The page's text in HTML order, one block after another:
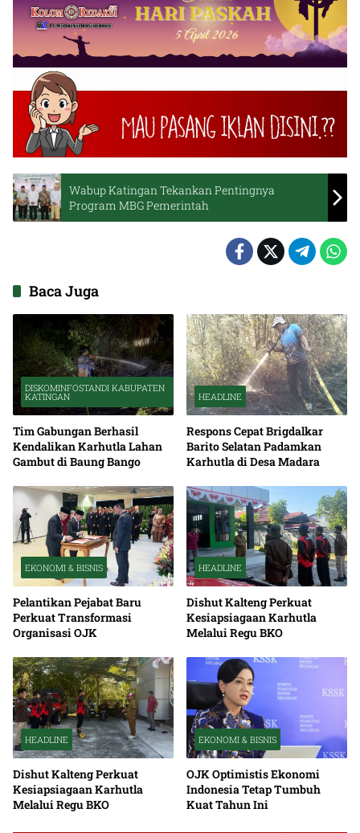
Wabup Katingan Tekankan Pentingnya
Program MBG Pemerintah
Baca Juga
DISKOMINFOSTANDI KABUPATEN
KATINGAN
Tim Gabungan Berhasil
Kendalikan Karhutla Lahan
Gambut di Baung Bango
HEADLINE
Respons Cepat Brigdalkar
Barito Selatan Padamkan
Karhutla di Desa Madara
EKONOMI & BISNIS
Pelantikan Pejabat Baru
Perkuat Transformasi
Organisasi OJK
HEADLINE
Dishut Kalteng Perkuat
Kesiapsiagaan Karhutla
Melalui Regu BKO
HEADLINE
Dishut Kalteng Perkuat
Kesiapsiagaan Karhutla
Melalui Regu BKO
EKONOMI & BISNIS
OJK Optimistis Ekonomi
Indonesia Tetap Tumbuh
Kuat Tahun Ini